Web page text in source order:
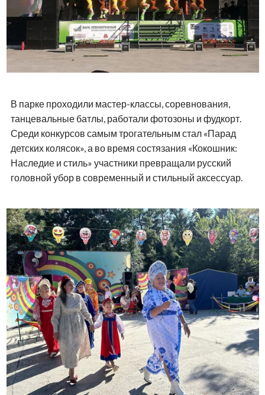
В парке проходили мастер-классы, соревнования,
танцевальные батлы, работали фотозоны и фудкорт.
Среди конкурсов самым трогательным стал «Парад
детских колясок», а во время состязания «Кокошник:
Наследие и стиль» участники превращали русский
головной убор в современный и стильный аксессуар.